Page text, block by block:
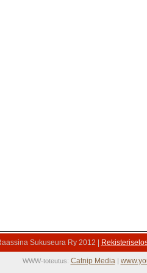
Sukuseura Ry 2012 |
WWW-toteutus: Catnip Media |